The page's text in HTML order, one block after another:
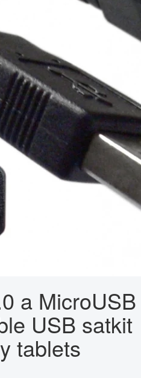
a MicroUSB
USB satkit
tablets